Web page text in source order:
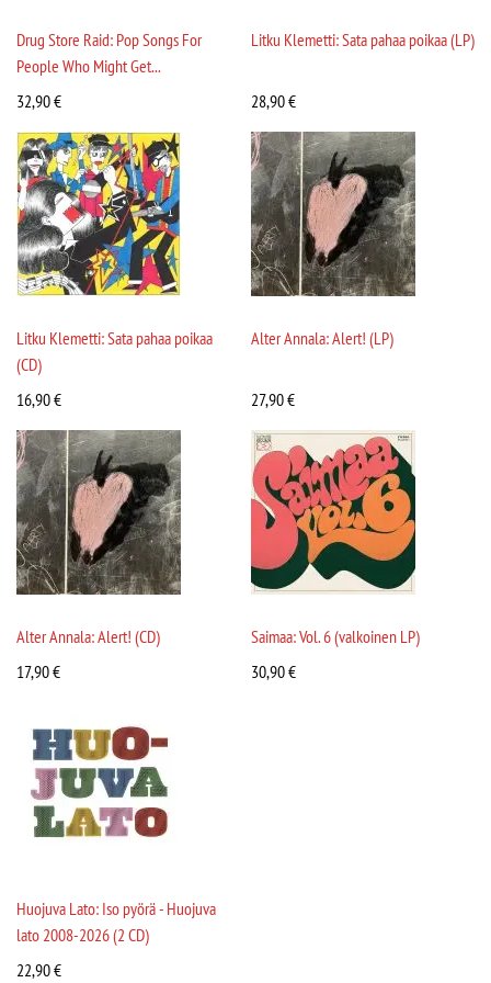
Drug Store Raid: Pop Songs For
People Who Might Get...
32,90€
Litku Klemetti: Sata pahaa poikaa (LP)
28,90€
Litku Klemetti: Sata pahaa poikaa
(CD)
16,90€
Alter Annala: Alert! (LP)
27,90€
Alter Annala: Alert! (CD)
17,90€
Saimaa: Vol. 6 (valkoinen LP)
30,90€
Huojuva Lato: Iso pyörä - Huojuva
lato 2008-2026 (2 CD)
22,90€